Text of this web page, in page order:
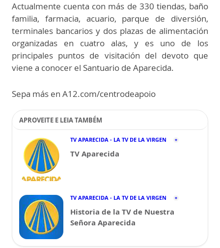
Actualmente cuenta con más de 330 tiendas, baño
familia, farmacia, acuario, parque de diversión,
terminales bancarios y dos plazas de alimentación
organizadas en cuatro alas, y es uno de los
principales puntos de visitación del devoto que
viene a conocer el Santuario de Aparecida.
Sepa más en A12.com/centrodeapoio
APROVEITE E LEIA TAMBÉM
TV APARECIDA - LA TV DE LA VIRGEN
TV Aparecida
TV APARECIDA - LA TV DE LA VIRGEN
Historia de la TV de Nuestra
Señora Aparecida